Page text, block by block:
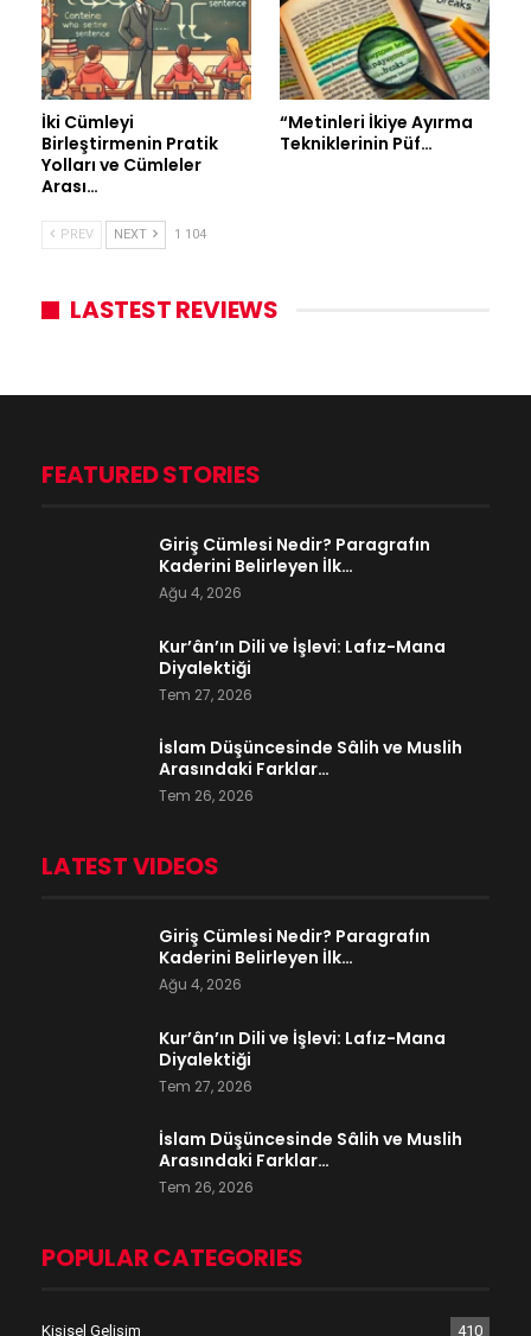
İki Cümleyi
Birleştirmenin Pratik
Yolları ve Cümleler
Arası…
“Metinleri İkiye Ayırma
Tekniklerinin Püf…
PREV NEXT 1 104
LASTEST REVIEWS
FEATURED STORIES
Giriş Cümlesi Nedir? Paragrafın
Kaderini Belirleyen İlk…
Ağu 4, 2026
Kur’ân’ın Dili ve İşlevi: Lafız-Mana
Diyalektiği
Tem 27, 2026
İslam Düşüncesinde Sâlih ve Muslih
Arasındaki Farklar…
Tem 26, 2026
LATEST VIDEOS
Giriş Cümlesi Nedir? Paragrafın
Kaderini Belirleyen İlk…
Ağu 4, 2026
Kur’ân’ın Dili ve İşlevi: Lafız-Mana
Diyalektiği
Tem 27, 2026
İslam Düşüncesinde Sâlih ve Muslih
Arasındaki Farklar…
Tem 26, 2026
POPULAR CATEGORIES
Kişisel Gelişim 410